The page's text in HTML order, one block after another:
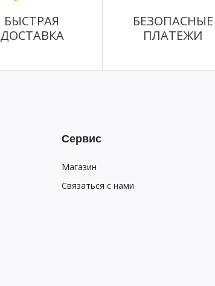
БЫСТРАЯ
ДОСТАВКА
БЕЗОПАСНЫЕ
ПЛАТЕЖИ
Сервис
Магазин
Связаться с нами